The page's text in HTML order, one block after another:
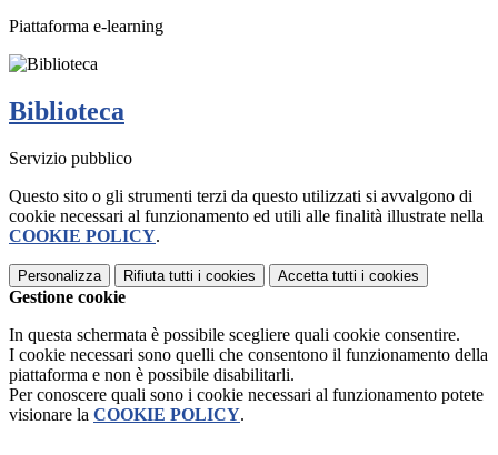
Piattaforma e-learning
Biblioteca
Servizio pubblico
Questo sito o gli strumenti terzi da questo utilizzati si avvalgono di
cookie necessari al funzionamento ed utili alle finalità illustrate nella
COOKIE POLICY.
Personalizza Rifiuta tutti i cookies Accetta tutti i cookies
Gestione cookie
In questa schermata è possibile scegliere quali cookie consentire.
I cookie necessari sono quelli che consentono il funzionamento della
piattaforma e non è possibile disabilitarli.
Per conoscere quali sono i cookie necessari al funzionamento potete
visionare la COOKIE POLICY.